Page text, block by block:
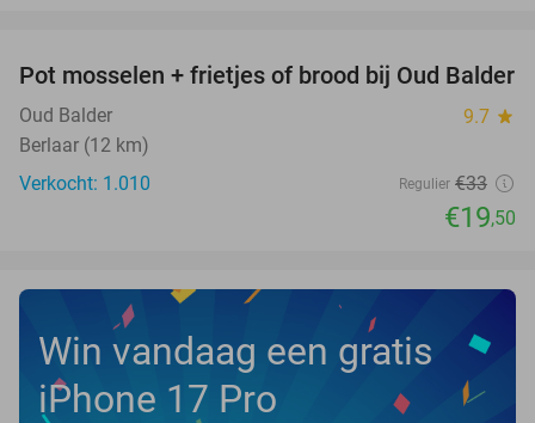
41%
Pot mosselen + frietjes of brood bij Oud Balder
Oud Balder 9.7 star
Berlaar (12 km)
Verkocht: 1.010
Regulier €33
€19,50
Win vandaag een gratis
iPhone 17 Pro